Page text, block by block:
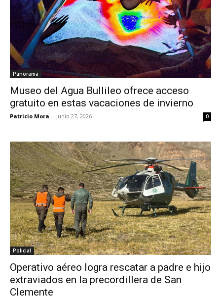
Panorama
Museo del Agua Bullileo ofrece acceso
gratuito en estas vacaciones de invierno
Patricio Mora - Junio 27, 2026 0
Policial
Operativo aéreo logra rescatar a padre e hijo
extraviados en la precordillera de San
Clemente